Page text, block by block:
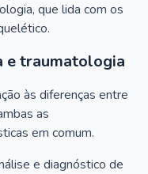
que lida com os
e traumatologia
às diferenças entre
as
em comum.
e diagnóstico de